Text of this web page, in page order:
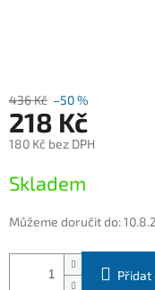
436 Kč –50 %
218 Kč
180 Kč bez DPH
cena:
Skladem
Můžeme doručit do:
Přidat